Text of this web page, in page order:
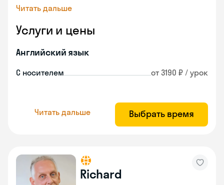
Читать дальше
Услуги и цены
Английский язык
С носителем от 3190 ₽ / урок
Читать дальше Выбрать время
Richard